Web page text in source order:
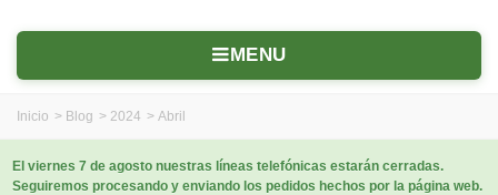
MENU
Inicio > Blog > 2024 > Abril
El viernes 7 de agosto nuestras líneas telefónicas estarán cerradas.
Seguiremos procesando y enviando los pedidos hechos por la página web.